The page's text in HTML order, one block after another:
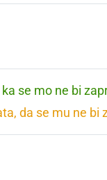
se mo ne bi
da se mu ne bi